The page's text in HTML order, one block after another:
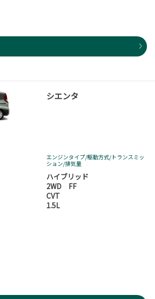
シエンタ
エンジンタイプ/駆動方式/トランスミッ
ション/排気量
ハイブリッド
2WD FF
CVT
1.5L